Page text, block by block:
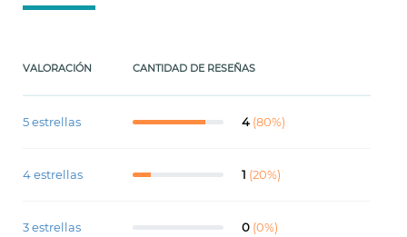
VALORACIÓN CANTIDAD DE RESEÑAS
5 estrellas 4 (80%)
4 estrellas 1 (20%)
3 estrellas 0 (0%)